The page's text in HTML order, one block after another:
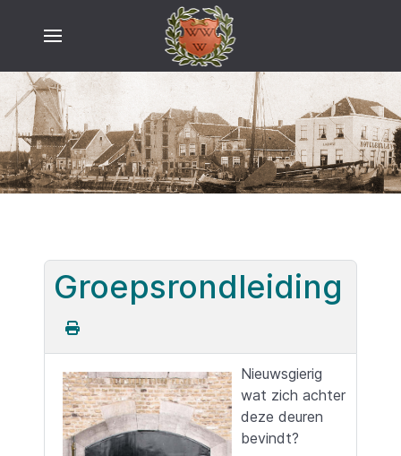
Groepsrondleiding
Nieuwsgierig
wat zich achter
deze deuren
bevindt?